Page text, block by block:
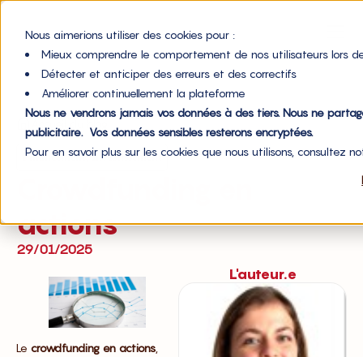
Nous aimerions utiliser des cookies pour :
Mieux comprendre le comportement de nos utilisateurs lors
Détecter et anticiper des erreurs et des correctifs
Améliorer continuellement la plateforme
Nous ne vendrons jamais vos données à des tiers. Nous ne
publicitaire. Vos données sensibles resterons encryptées.
Pour en savoir plus sur les cookies que nous utilisons, consultez
Financement,Investissement
actions
29/01/2025
Le crowdfunding en actions
L'auteur.e